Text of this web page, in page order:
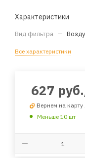
Характеристики
Вид фильтра —
Все характеристики
627 руб.
Вернем на
Меньше 10 шт